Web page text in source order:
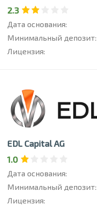
2.3
Дата основания:
Минимальный депозит:
Лицензия:
EDL Capital AG
1.0
Дата основания:
Минимальный депозит:
Лицензия: